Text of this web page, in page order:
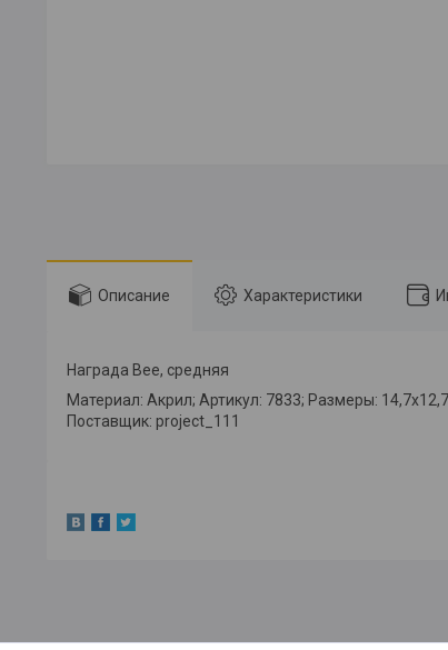
Описание Характеристики
Награда Bee, средняя
Материал: Акрил; Артикул: 7833; Размеры:
Поставщик: project_111